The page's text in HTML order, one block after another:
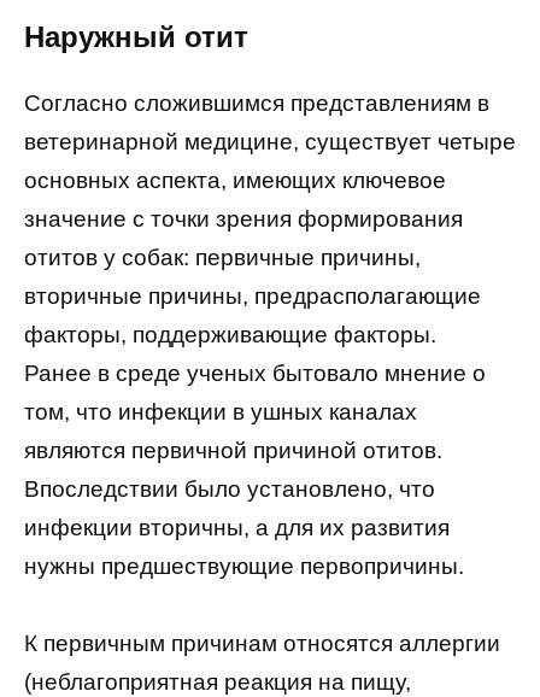
Наружный отит
Согласно сложившимся представлениям в
ветеринарной медицине, существует четыре
основных аспекта, имеющих ключевое
значение с точки зрения формирования
отитов у собак: первичные причины,
вторичные причины, предрасполагающие
факторы, поддерживающие факторы.
Ранее в среде ученых бытовало мнение о
том, что инфекции в ушных каналах
являются первичной причиной отитов.
Впоследствии было установлено, что
инфекции вторичны, а для их развития
нужны предшествующие первопричины.
К первичным причинам относятся аллергии
(неблагоприятная реакция на пищу,